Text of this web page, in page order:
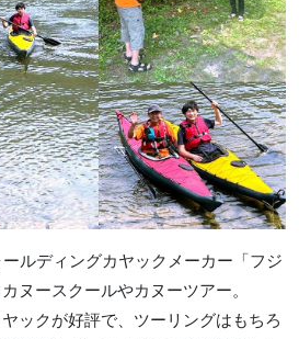
ルディングカヤックメーカー「フジ
ヌースクールやカヌーツアー。
ックが好評で、ツーリングはもちろ